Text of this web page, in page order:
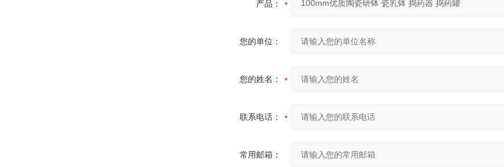
产品：
您的单位：
您的姓名：
联系电话：
常用邮箱：